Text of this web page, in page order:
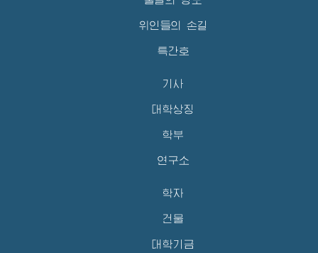
위인들의 손길
특간호
기사
대학상징
학부
연구소
학자
건물
대학기금